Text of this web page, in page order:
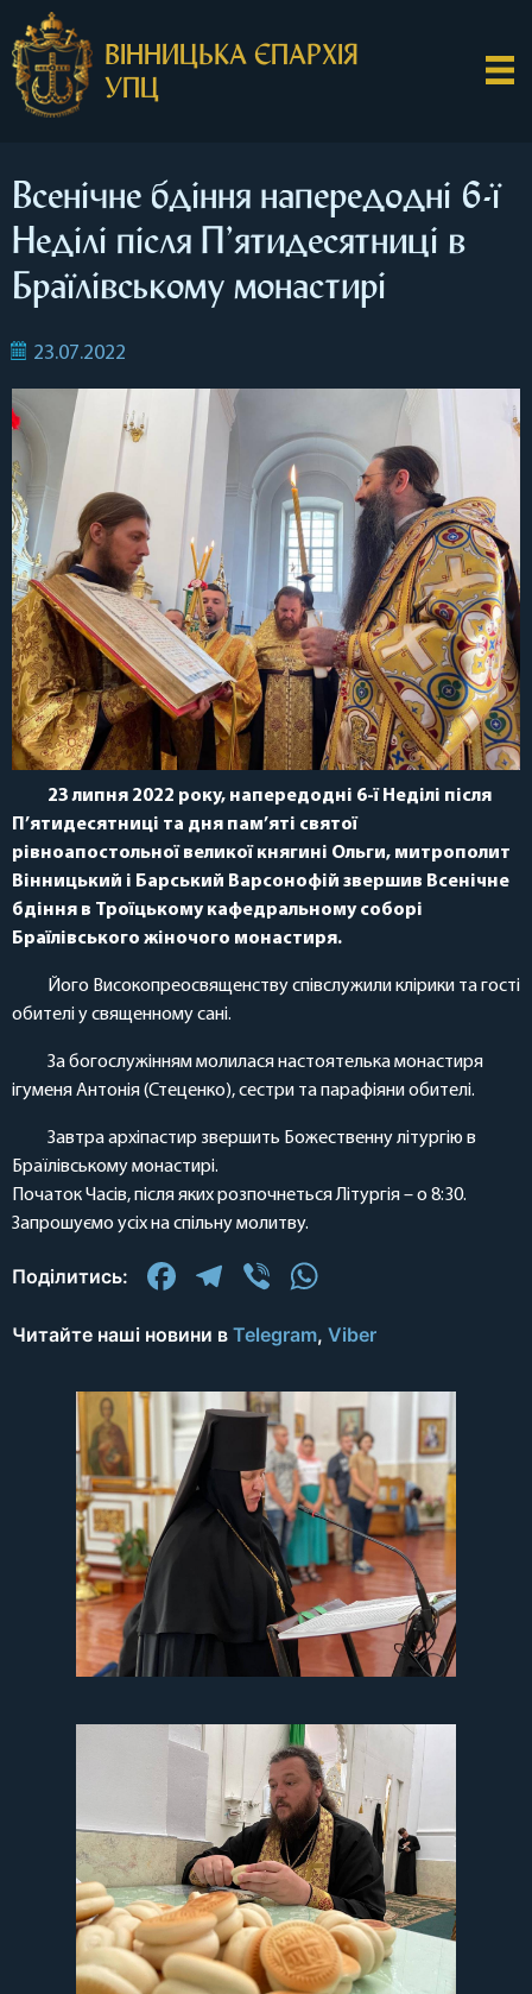
ВІННИЦЬКА ЄПАРХІЯ
УПЦ
Всенічне бдіння напередодні 6-ї
Неділі після П’ятидесятниці в
Браїлівському монастирі
23.07.2022
23 липня 2022 року, напередодні 6-ї Неділі після
П’ятидесятниці та дня пам’яті святої
рівноапостольної великої княгині Ольги, митрополит
Вінницький і Барський Варсонофій звершив Всенічне
бдіння в Троїцькому кафедральному соборі
Браїлівського жіночого монастиря.
Його Високопреосвященству співслужили клірики та гості
обителі у священному сані.
За богослужінням молилася настоятелька монастиря
ігуменя Антонія (Стеценко), сестри та парафіяни обителі.
Завтра архіпастир звершить Божественну літургію в
Браїлівському монастирі.
Початок Часів, після яких розпочнеться Літургія – о 8:30.
Запрошуємо усіх на спільну молитву.
Поділитись: Facebook
Telegram
Viber
Читайте наші новини в Telegram, Viber